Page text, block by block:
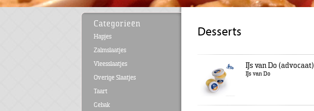
Categorieën
Hapjes
Zalmslaatjes
Vleesslaatjes
Overige Slaatjes
Taart
Gebak
Desserts
IJs van Do (advocaat)
IJs van Do